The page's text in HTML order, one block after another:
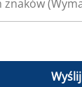
Wyślij